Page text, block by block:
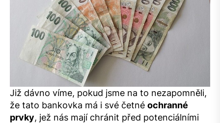
Již dávno víme, pokud jsme na to nezapomněli,
že tato bankovka má i své četné ochranné
prvky, jež nás mají chránit před potenciálními